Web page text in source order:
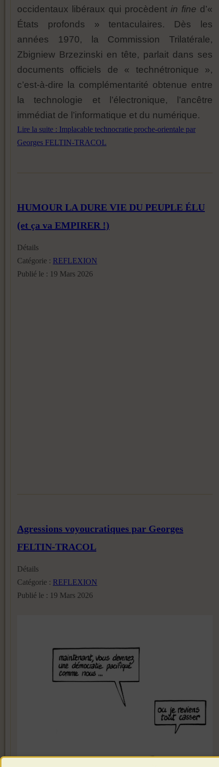
occidentaux libéraux qui procèdent in fine d’«
États profonds » tentaculaires. Dès les
années 1970, la Commission Trilatérale,
Zbigniew Brzezinski en tête, parlait dans ses
documents officiels de « technétronique »,
c’est-à-dire la complémentarité obtenue entre
la technologie et l’électronique, l’ancêtre
immédiat de l’informatique et du numérique.
Lire la suite : Implacable technocratie proche-orientale par
Georges FELTIN-TRACOL
HUMOUR LA DURE VIE DU PEUPLE ÉLU
(et ça va EMPIRER !)
Détails
Catégorie : REFLEXION
Publié le : 19 Mars 2026
Agressions voyoucratiques par Georges
FELTIN-TRACOL
Détails
Catégorie : REFLEXION
Publié le : 19 Mars 2026